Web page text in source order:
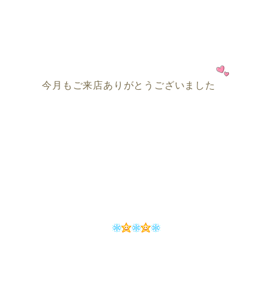
今月もご来店ありがとうございました